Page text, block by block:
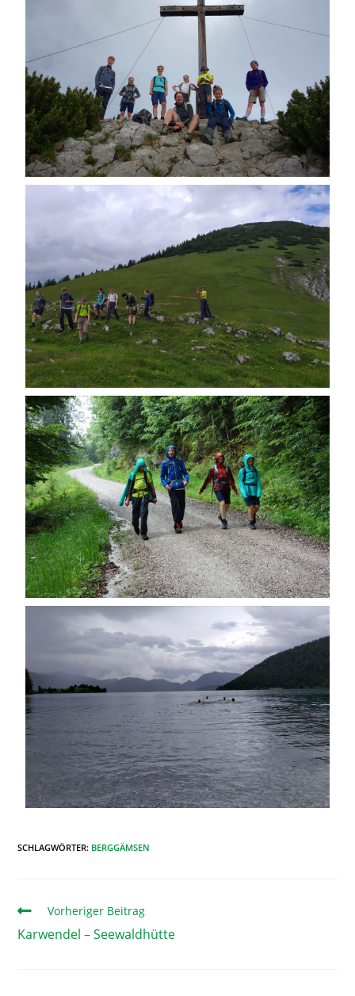
SCHLAGWÖRTER: BERGGÄMSEN
Vorheriger Beitrag
Karwendel – Seewaldhütte